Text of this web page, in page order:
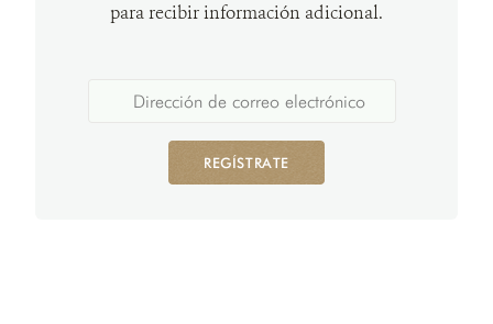
para recibir información adicional.
REGÍSTRATE